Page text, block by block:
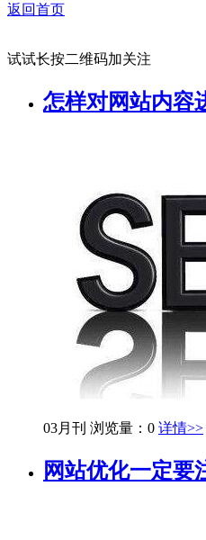
返回首页
试试长按二维码加关注
怎样对网站内容
03月刊 浏览量：0 详情>>
网站优化一定要